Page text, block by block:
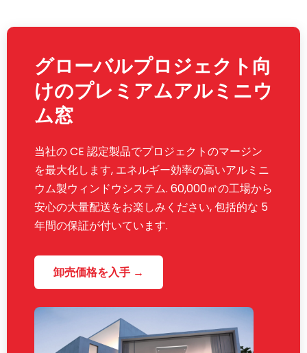
グローバルプロジェクト向
けのプレミアムアルミニウ
ム窓
当社の CE 認定製品でプロジェクトのマージン
を最大化します, エネルギー効率の高いアルミニ
ウム製ウィンドウシステム. 60,000㎡の工場から
安心の大量配送をお楽しみください, 包括的な 5
年間の保証が付いています.
卸売価格を入手 →